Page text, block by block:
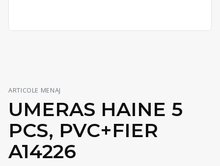
ARTICOLE MENAJ
UMERAS HAINE 5
PCS, PVC+FIER
A14226